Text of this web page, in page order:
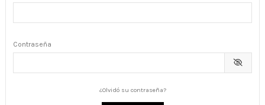
Contraseña
¿Olvidó su contraseña?